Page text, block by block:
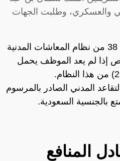
من نظام التقاعد المدني والعسكري، وطلبت الجهات
قرر مجلس الوزراء في المملكة العربية السعودية تعديل المادة 38 من نظام المعاشات المدنية
الملكي رقم (41 م) وتاريخ 29/7/1393 هـ وينص إذا لم يعد الموظف يحمل
تعديل المادة (28) من نظام التقاعد المدني الصادر بالمرسوم
المنافع